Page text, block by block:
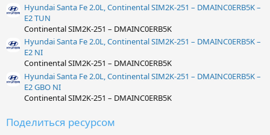
Hyundai Santa Fe 2.0L, Continental SIM2K-251 – DMAINC0ERB5K –
E2 TUN
Continental SIM2K-251 – DMAINC0ERB5K
Hyundai Santa Fe 2.0L, Continental SIM2K-251 – DMAINC0ERB5K –
E2 NI
Continental SIM2K-251 – DMAINC0ERB5K
Hyundai Santa Fe 2.0L, Continental SIM2K-251 – DMAINC0ERB5K –
E2 GBO NI
Continental SIM2K-251 – DMAINC0ERB5K
Поделиться ресурсом